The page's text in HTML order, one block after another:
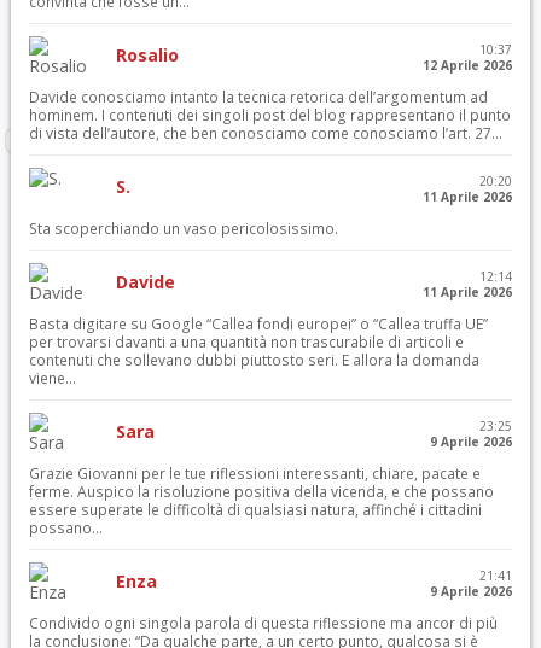
Rosalio
10:37
12 Aprile 2026
Davide conosciamo intanto la tecnica retorica dell’argomentum ad
hominem. I contenuti dei singoli post del blog rappresentano il punto
di vista dell’autore, che ben conosciamo come conosciamo l’art. 27...
S.
20:20
11 Aprile 2026
Sta scoperchiando un vaso pericolosissimo.
Davide
12:14
11 Aprile 2026
Basta digitare su Google “Callea fondi europei” o “Callea truffa UE”
per trovarsi davanti a una quantità non trascurabile di articoli e
contenuti che sollevano dubbi piuttosto seri. E allora la domanda
viene...
Sara
23:25
9 Aprile 2026
Grazie Giovanni per le tue riflessioni interessanti, chiare, pacate e
ferme. Auspico la risoluzione positiva della vicenda, e che possano
essere superate le difficoltà di qualsiasi natura, affinché i cittadini
possano...
Enza
21:41
9 Aprile 2026
Condivido ogni singola parola di questa riflessione ma ancor di più
la conclusione: “Da qualche parte, a un certo punto, qualcosa si è